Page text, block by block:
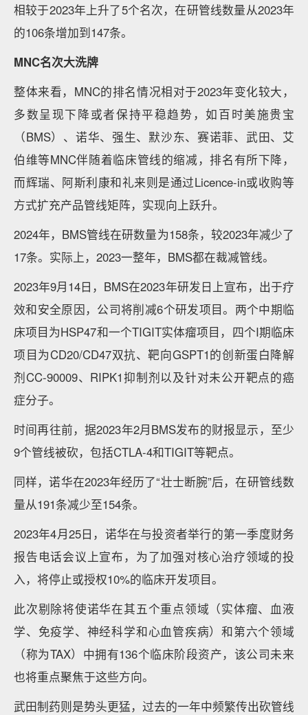
相较于2023年上升了5个名次，在研管线数量从2023年
的106条增加到147条。
MNC名次大洗牌
整体来看，MNC的排名情况相对于2023年变化较大，
多数呈现下降或者保持平稳趋势，如百时美施贵宝
（BMS）、诺华、强生、默沙东、赛诺菲、武田、艾
伯维等MNC伴随着临床管线的缩减，排名有所下降，
而辉瑞、阿斯利康和礼来则是通过Licence-in或收购等
方式扩充产品管线矩阵，实现向上跃升。
2024年，BMS管线在研数量为158条，较2023年减少了
17条。实际上，2023一整年，BMS都在裁减管线。
2023年9月14日，BMS在2023年研发日上宣布，出于疗
效和安全原因，公司将削减6个研发项目。两个中期临
床项目为HSP47和一个TIGIT实体瘤项目，四个I期临床
项目为CD20/CD47双抗、靶向GSPT1的创新蛋白降解
剂CC-90009、RIPK1抑制剂以及针对未公开靶点的癌
症分子。
时间再往前，据2023年2月BMS发布的财报显示，至少
9个管线被砍，包括CTLA-4和TIGIT等靶点。
同样，诺华在2023年经历了“壮士断腕”后，在研管线数
量从191条减少至154条。
2023年4月25日，诺华在与投资者举行的第一季度财务
报告电话会议上宣布，为了加强对核心治疗领域的投
入，将停止或授权10%的临床开发项目。
此次剔除将使诺华在其五个重点领域（实体瘤、血液
学、免疫学、神经科学和心血管疾病）和第六个领域
（称为TAX）中拥有136个临床阶段资产，该公司未来
也将重点聚焦于这些方向。
武田制药则是势头更猛，过去的一年中频繁传出砍管线